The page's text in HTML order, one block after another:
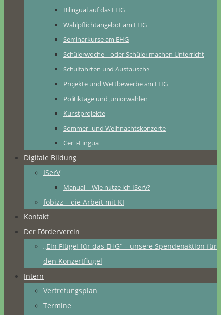
Bilingual auf das EHG
Wahlpflichtangebot am EHG
Seminarkurse am EHG
Schülerwoche – oder Schüler machen Unterricht
Schulfahrten und Austausche
Projekte und Wettbewerbe am EHG
Politiktage und Juniorwahlen
Kunstprojekte
Sommer- und Weihnachtskonzerte
Certi-Lingua
Digitale Bildung
ISerV
Manual – Wie nutze ich ISerV?
fobizz – die Arbeit mit KI
Kontakt
Der Förderverein
„Ein Flügel für das EHG“ – unsere Spendenaktion für
den Konzertflügel
Intern
Vertretungsplan
Termine